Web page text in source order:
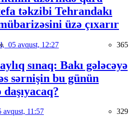
təkzibi Tehrandakı
üzə çıxarır
05 avqust, 12:27 365
sınaq: Bakı gələcəyə
sərnişin bu günün
avqust, 11:57 329